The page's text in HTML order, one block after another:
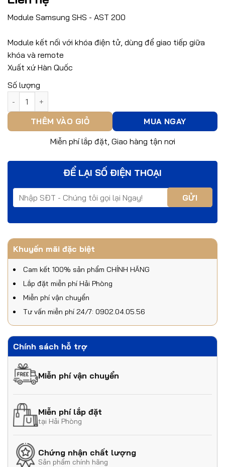
Module Samsung SHS - AST 200
Module kết nối với khóa điện tử, dùng để giao tiếp giữa
khóa và remote
Xuất xứ Hàn Quốc
Số lượng
THÊM VÀO GIỎ
MUA NGAY
Miễn phí lắp đặt, Giao hàng tận nơi
ĐỂ LẠI SỐ ĐIỆN THOẠI
Khuyến mãi đặc biệt
Cam kết 100% sản phẩm CHÍNH HÃNG
Lắp đặt miễn phí Hải Phòng
Miễn phí vận chuyển
Tư vấn miễn phí 24/7: 0902.04.05.56
Chính sách hỗ trợ
Miễn phí vận chuyển
Miễn phí lắp đặt
tại Hải Phòng
Chứng nhận chất lượng
Sản phẩm chính hãng